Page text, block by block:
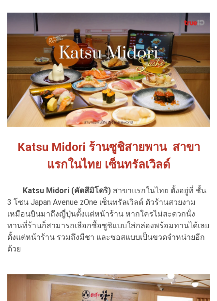
Katsu Midori ร้านซูชิสายพาน สาขา
แรกในไทย เซ็นทรัลเวิลด์
Katsu Midori (คัตสึมิโดริ) สาขาแรกในไทย ตั้งอยู่ที่ ชั้น
3 โซน Japan Avenue zOne เซ็นทรัลเวิลด์ ตัวร้านสวยงาม
เหมือนบินมาถึงญี่ปุ่นตั้งแต่หน้าร้าน หากใครไม่สะดวกนั่ง
ทานที่ร้านก็สามารถเลือกซื้อซูชิแบบใส่กล่องพร้อมทานได้เลย
ตั้งแต่หน้าร้าน รวมถึงมีชา และซอสแบบเป็นขวดจำหน่ายอีก
ด้วย